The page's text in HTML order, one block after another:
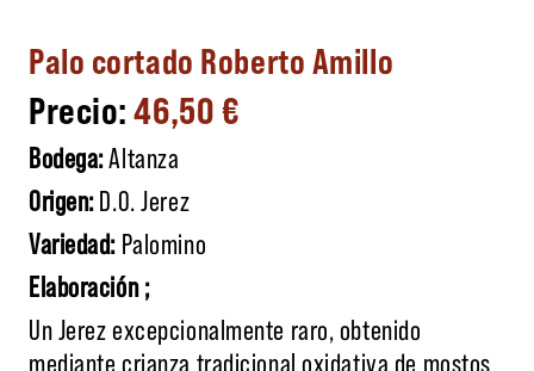
Palo cortado Roberto Amillo
46,50€
Bodega:Altanza
Origen:D.O. Jerez
Variedad: Palomino
Elaboración ;
Un Jerez excepcionalmente raro, obtenido
mediante crianza tradicional oxidativa de mostos